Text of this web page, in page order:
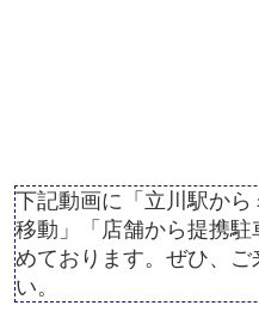
下記動画に「立川駅か
移動」「店舗から提携駐
めております。ぜひ、ご
い。